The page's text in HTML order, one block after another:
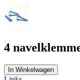
4
In Winkelwagen